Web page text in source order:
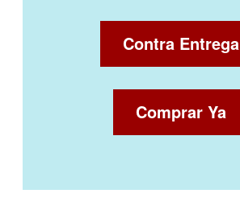
Contra Entrega
Comprar Ya